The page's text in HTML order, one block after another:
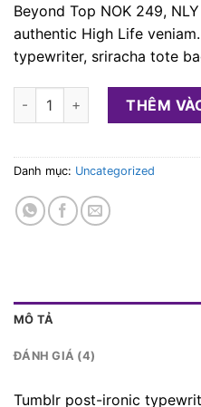
đánh
giá
Beyond Top NOK 249,
authentic High Life
typewriter, sriracha tote
Beyond Top NLY Trend số
THÊM
Danh mục: Uncategorized
MÔ TẢ
ĐÁNH GIÁ (4)
Tumblr post-ironic